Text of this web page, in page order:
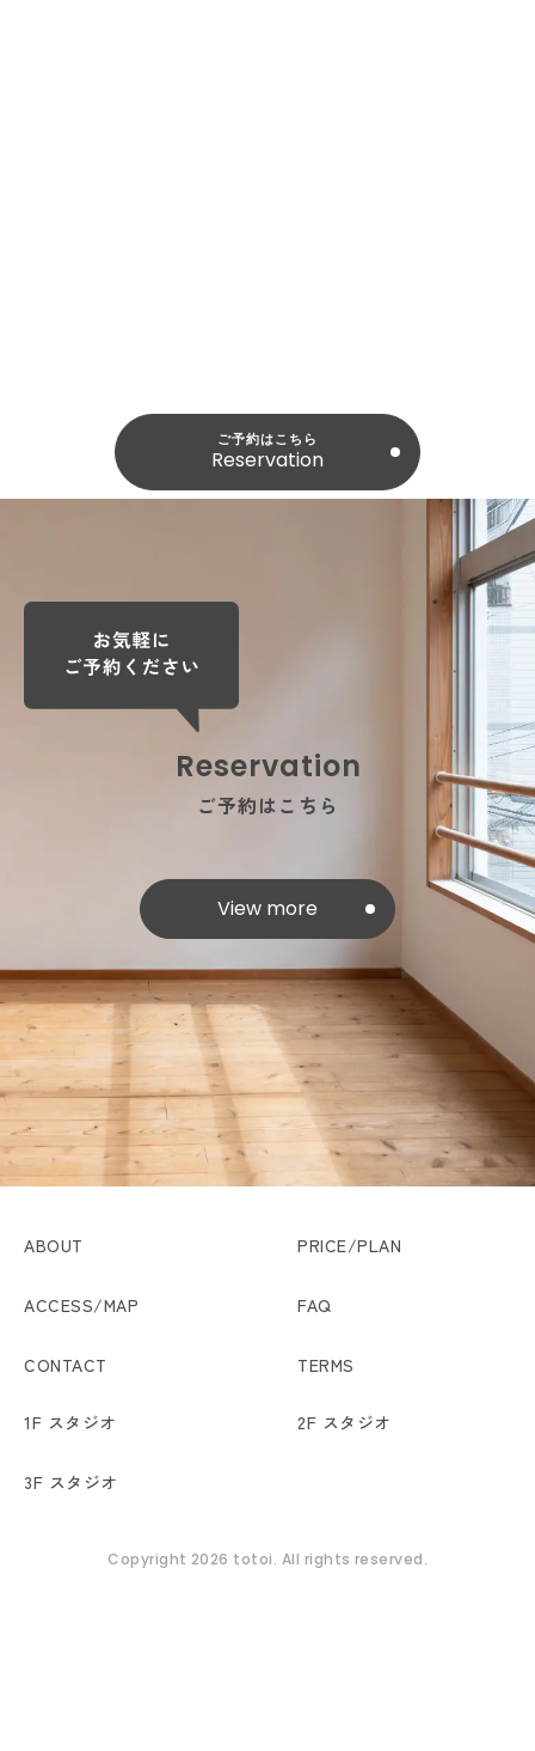
Reservation
Reservation
ご予約はこちら
View more
ABOUT PRICE/PLAN
ACCESS/MAP FAQ
CONTACT TERMS
1F スタジオ 2F スタジオ
3F スタジオ
Copyright 2026 totoi. All rights reserved.